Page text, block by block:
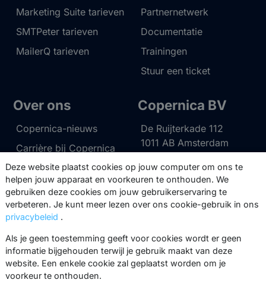
Marketing Suite tarieven
SMTPeter tarieven
MailerQ tarieven
Partnernetwerk
Documentatie
Trainingen
Stuur een ticket
Over ons
Copernica-nieuws
Carrière bij Copernica
Neem contact op
Copernica BV
De Ruijterkade 112
1011 AB Amsterdam
+31 (0)20 520 61 90
info@copernica.com
Via onze nieuwsbrief blijf je op de
hoogte van onze product updates,
events, webinars, best practices en
Deze website plaatst cookies op jouw computer om ons te
helpen jouw apparaat en voorkeuren te onthouden. We
gebruiken deze cookies om jouw gebruikerservaring te
verbeteren. Je kunt meer lezen over ons cookie-gebruik in ons
privacybeleid .
Als je geen toestemming geeft voor cookies wordt er geen
informatie bijgehouden terwijl je gebruik maakt van deze
website. Een enkele cookie zal geplaatst worden om je
voorkeur te onthouden.